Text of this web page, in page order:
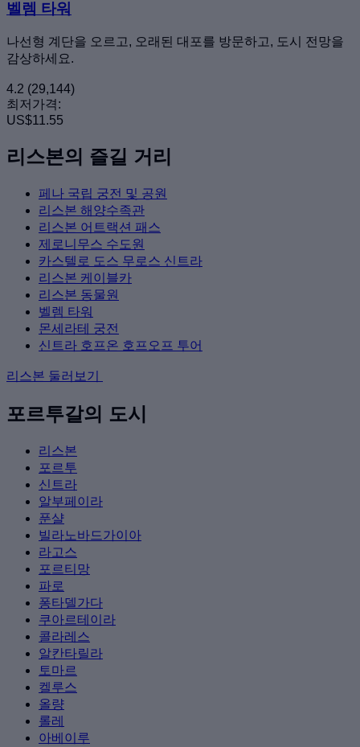
벨렘 타워
나선형 계단을 오르고, 오래된 대포를 방문하고, 도시 전망을
감상하세요.
4.2 (29,144)
최저가격:
US$11.55
리스본의 즐길 거리
페나 국립 궁전 및 공원
리스본 해양수족관
리스본 어트랙션 패스
제로니무스 수도원
카스텔로 도스 무로스 신트라
리스본 케이블카
리스본 동물원
벨렘 타워
몬세라테 궁전
신트라 호프온 호프오프 투어
리스본 둘러보기
포르투갈의 도시
리스본
포르투
신트라
알부페이라
푼샬
빌라노바드가이아
라고스
포르티망
파로
퐁타델가다
쿠아르테이라
콜라레스
알칸타릴라
토마르
켈루스
올량
롤레
아베이루